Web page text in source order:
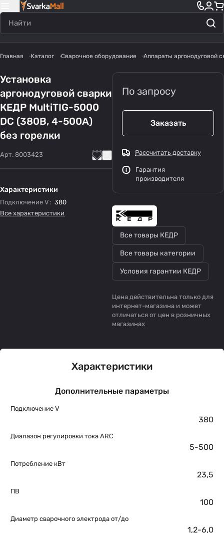
Главная Каталог Сварочное оборудование Аппараты аргонодуговой
Установка
аргонодуговой сварки
КЕДР MultiTIG-5000
DC (380В, 4-500А)
без горелки
Арт. 8003423
Характеристики
Подключение V : 380
Все характеристики
По запросу
Заказать
Рассчитать доставку
Гарантия
производителя
Все товары КЕДР
Все товары категории
Условия гарантии КЕДР
Цена действительна только для
интернет-магазина и может
отличаться от цен в розничных
магазинах
Характеристики
Дополнительные параметры
Подключение V
380
Диапазон регулировки тока ARC
5-500
Потребление кВт
23,5
ПВ
100
Диаметр сварочного электрода от/до
1,2-6,0